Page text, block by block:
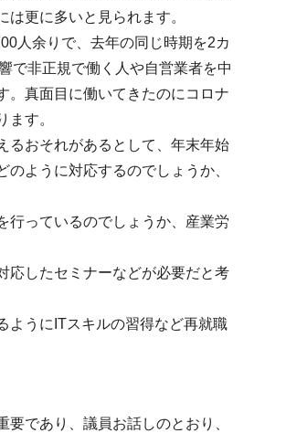
更に多いと見られます。
人余りで、去年の同じ時期を2カ
で非正規で働く人や自営業者を中
。真面目に働いてきたのにコロナ
す。
るおそれがあるとして、年末年始
ように対応するのでしょうか、
行っているのでしょうか、産業労
応したセミナーなどが必要だと考
ようにITスキルの習得など再就職
であり、議員お話しのとおり、